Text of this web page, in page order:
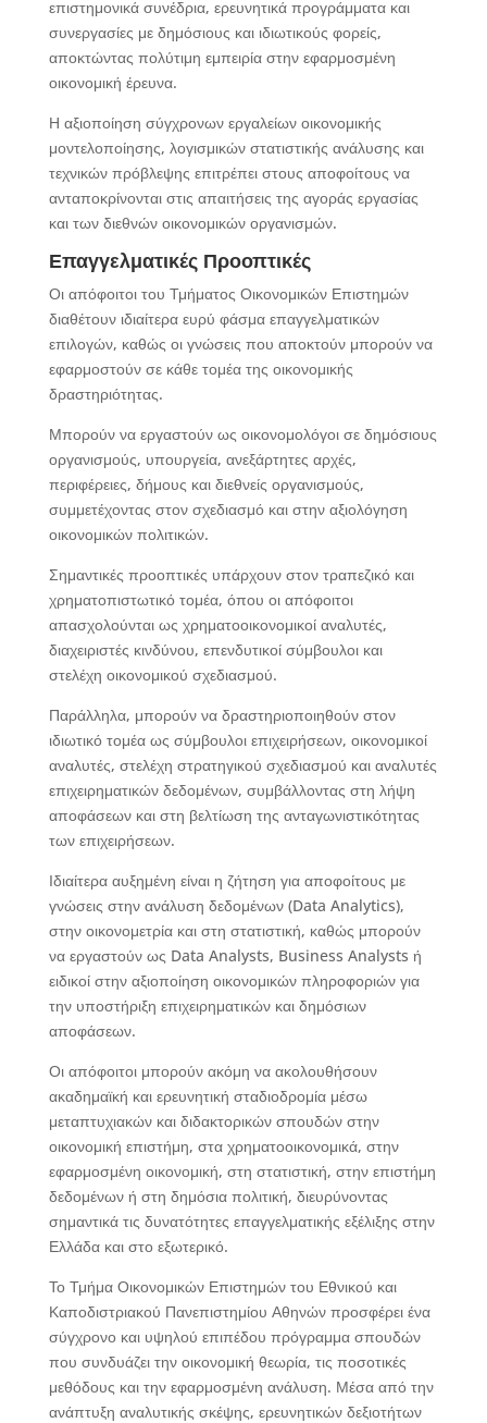
επιστημονικά συνέδρια, ερευνητικά προγράμματα και
συνεργασίες με δημόσιους και ιδιωτικούς φορείς,
αποκτώντας πολύτιμη εμπειρία στην εφαρμοσμένη
οικονομική έρευνα.
Η αξιοποίηση σύγχρονων εργαλείων οικονομικής
μοντελοποίησης, λογισμικών στατιστικής ανάλυσης και
τεχνικών πρόβλεψης επιτρέπει στους αποφοίτους να
ανταποκρίνονται στις απαιτήσεις της αγοράς εργασίας
και των διεθνών οικονομικών οργανισμών.
Επαγγελματικές Προοπτικές
Οι απόφοιτοι του Τμήματος Οικονομικών Επιστημών
διαθέτουν ιδιαίτερα ευρύ φάσμα επαγγελματικών
επιλογών, καθώς οι γνώσεις που αποκτούν μπορούν να
εφαρμοστούν σε κάθε τομέα της οικονομικής
δραστηριότητας.
Μπορούν να εργαστούν ως οικονομολόγοι σε δημόσιους
οργανισμούς, υπουργεία, ανεξάρτητες αρχές,
περιφέρειες, δήμους και διεθνείς οργανισμούς,
συμμετέχοντας στον σχεδιασμό και στην αξιολόγηση
οικονομικών πολιτικών.
Σημαντικές προοπτικές υπάρχουν στον τραπεζικό και
χρηματοπιστωτικό τομέα, όπου οι απόφοιτοι
απασχολούνται ως χρηματοοικονομικοί αναλυτές,
διαχειριστές κινδύνου, επενδυτικοί σύμβουλοι και
στελέχη οικονομικού σχεδιασμού.
Παράλληλα, μπορούν να δραστηριοποιηθούν στον
ιδιωτικό τομέα ως σύμβουλοι επιχειρήσεων, οικονομικοί
αναλυτές, στελέχη στρατηγικού σχεδιασμού και αναλυτές
επιχειρηματικών δεδομένων, συμβάλλοντας στη λήψη
αποφάσεων και στη βελτίωση της ανταγωνιστικότητας
των επιχειρήσεων.
Ιδιαίτερα αυξημένη είναι η ζήτηση για αποφοίτους με
γνώσεις στην ανάλυση δεδομένων (Data Analytics),
στην οικονομετρία και στη στατιστική, καθώς μπορούν
να εργαστούν ως Data Analysts, Business Analysts ή
ειδικοί στην αξιοποίηση οικονομικών πληροφοριών για
την υποστήριξη επιχειρηματικών και δημόσιων
αποφάσεων.
Οι απόφοιτοι μπορούν ακόμη να ακολουθήσουν
ακαδημαϊκή και ερευνητική σταδιοδρομία μέσω
μεταπτυχιακών και διδακτορικών σπουδών στην
οικονομική επιστήμη, στα χρηματοοικονομικά, στην
εφαρμοσμένη οικονομική, στη στατιστική, στην επιστήμη
δεδομένων ή στη δημόσια πολιτική, διευρύνοντας
σημαντικά τις δυνατότητες επαγγελματικής εξέλιξης στην
Ελλάδα και στο εξωτερικό.
Το Τμήμα Οικονομικών Επιστημών του Εθνικού και
Καποδιστριακού Πανεπιστημίου Αθηνών προσφέρει ένα
σύγχρονο και υψηλού επιπέδου πρόγραμμα σπουδών
που συνδυάζει την οικονομική θεωρία, τις ποσοτικές
μεθόδους και την εφαρμοσμένη ανάλυση. Μέσα από την
ανάπτυξη αναλυτικής σκέψης, ερευνητικών δεξιοτήτων